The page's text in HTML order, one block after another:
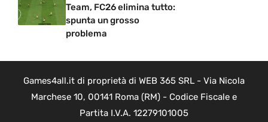
Team, FC26 elimina tutto:
spunta un grosso
problema
Games4all.it di proprietà di WEB 365 SRL - Via Nicola
Marchese 10, 00141 Roma (RM) - Codice Fiscale e
Partita I.V.A. 12279101005